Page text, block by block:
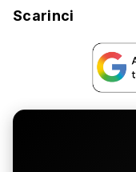
Scarinci